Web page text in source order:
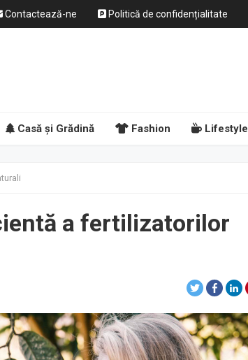
Contactează-ne Politică de confidențialitate
Casă și Grădină Fashion Lifestyle
a fertilizatorilor